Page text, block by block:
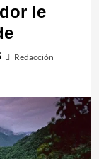
le
Redacción